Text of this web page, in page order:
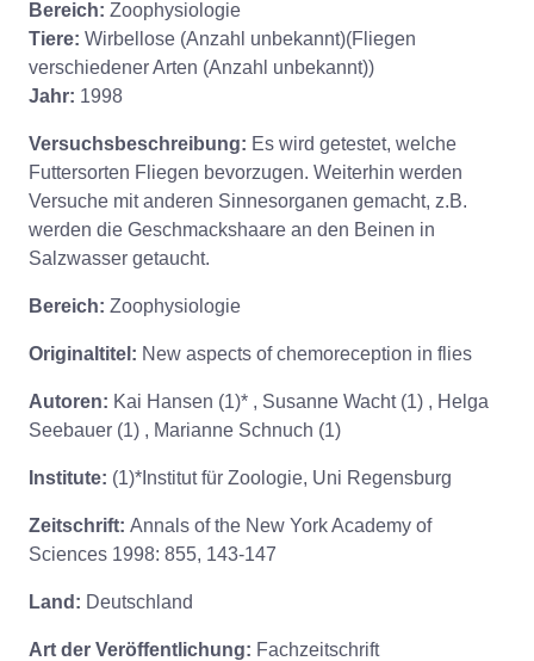
Bereich: Zoophysiologie
Tiere: Wirbellose (Anzahl unbekannt)(Fliegen
verschiedener Arten (Anzahl unbekannt))
Jahr: 1998
Versuchsbeschreibung: Es wird getestet, welche
Futtersorten Fliegen bevorzugen. Weiterhin werden
Versuche mit anderen Sinnesorganen gemacht, z.B.
werden die Geschmackshaare an den Beinen in
Salzwasser getaucht.
Bereich: Zoophysiologie
Originaltitel: New aspects of chemoreception in flies
Autoren: Kai Hansen (1)* , Susanne Wacht (1) , Helga
Seebauer (1) , Marianne Schnuch (1)
Institute: (1)*Institut für Zoologie, Uni Regensburg
Zeitschrift: Annals of the New York Academy of
Sciences 1998: 855, 143-147
Land: Deutschland
Art der Veröffentlichung: Fachzeitschrift